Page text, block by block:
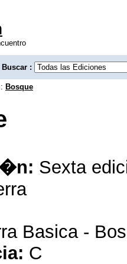
Buscar :
Bosque
Sexta
Basica -
C